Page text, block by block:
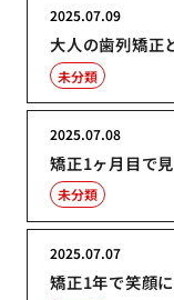
大人の歯列矯正
2025.07.09
未分類
矯正1ヶ月目で
2025.07.08
未分類
矯正1年で笑顔
2025.07.07